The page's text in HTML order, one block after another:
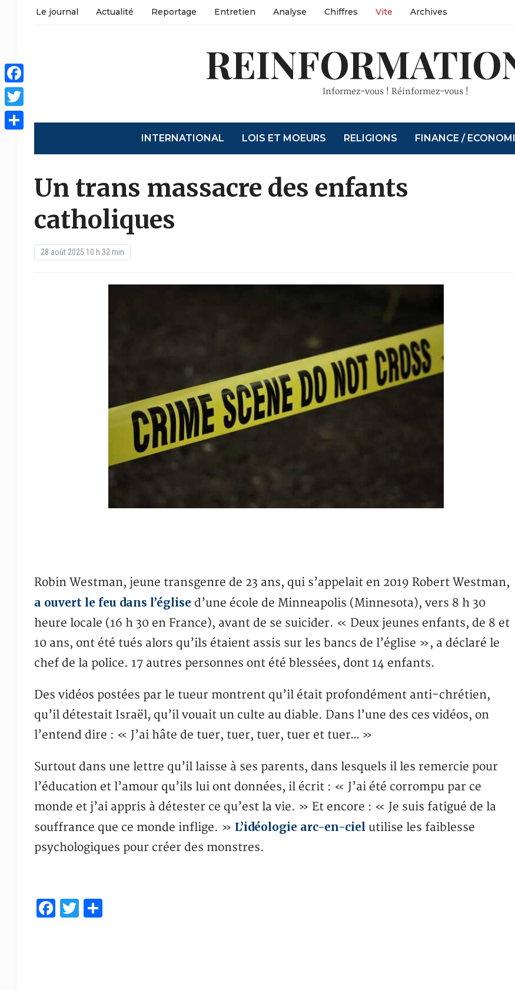
Le journal Actualité Reportage Entretien Analyse Chiffres Vite Archives
Informez-vous ! Réinformez-vous !
INTERNATIONAL LOIS ET MOEURS RELIGIONS FINANCE /
Un trans massacre des enfants
catholiques
28 août 2025 10 h 32 min
Robin Westman, jeune transgenre de 23 ans, qui s’appelait en 2019 Robert Westman,
a ouvert le feu dans l’église d’une école de Minneapolis (Minnesota), vers 8 h 30
heure locale (16 h 30 en France), avant de se suicider. « Deux jeunes enfants, de 8 et
10 ans, ont été tués alors qu’ils étaient assis sur les bancs de l’église », a déclaré le
chef de la police. 17 autres personnes ont été blessées, dont 14 enfants.
Des vidéos postées par le tueur montrent qu’il était profondément anti-chrétien,
qu’il détestait Israël, qu’il vouait un culte au diable. Dans l’une des ces vidéos, on
l’entend dire : « J’ai hâte de tuer, tuer, tuer, tuer et tuer… »
Surtout dans une lettre qu’il laisse à ses parents, dans lesquels il les remercie pour
l’éducation et l’amour qu’ils lui ont données, il écrit : « J’ai été corrompu par ce
monde et j’ai appris à détester ce qu’est la vie. » Et encore : « Je suis fatigué de la
souffrance que ce monde inflige. » L’idéologie arc-en-ciel utilise les faiblesse
psychologiques pour créer des monstres.
Facebook
Twitter
Partager
Facebook
Twitter